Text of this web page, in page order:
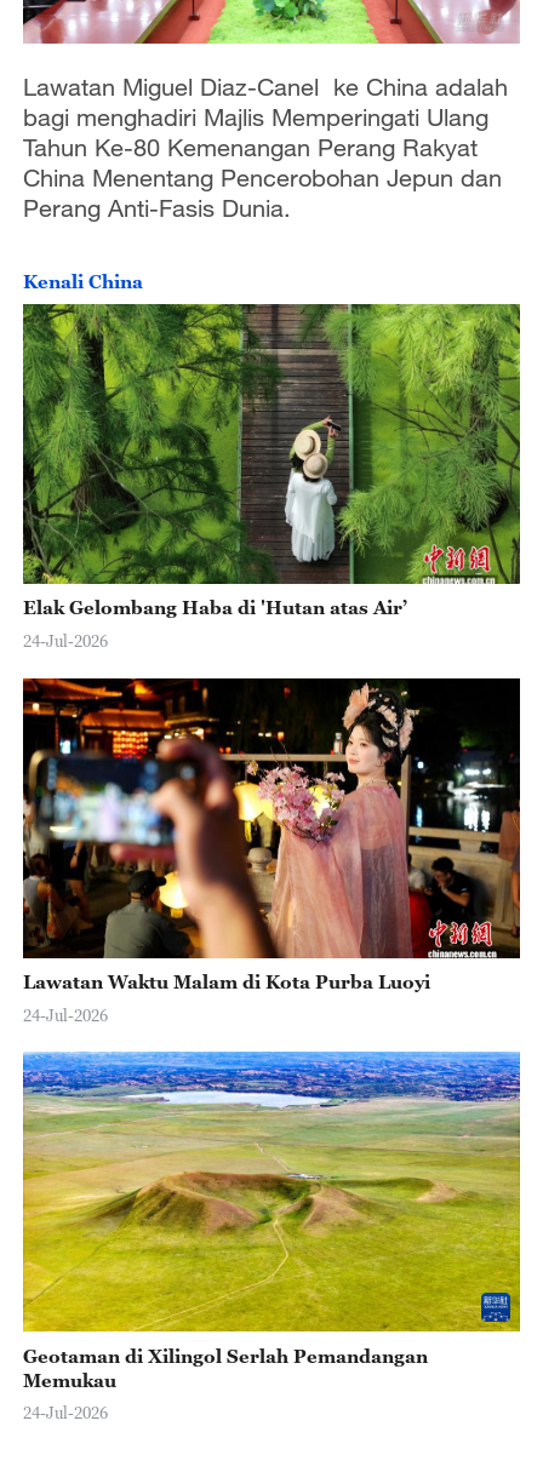
Lawatan Miguel Diaz-Canel ke China adalah
bagi menghadiri Majlis Memperingati Ulang
Tahun Ke-80 Kemenangan Perang Rakyat
China Menentang Pencerobohan Jepun dan
Perang Anti-Fasis Dunia.
Kenali China
Elak Gelombang Haba di 'Hutan atas Air’
24-Jul-2026
Lawatan Waktu Malam di Kota Purba Luoyi
24-Jul-2026
Geotaman di Xilingol Serlah Pemandangan
Memukau
24-Jul-2026